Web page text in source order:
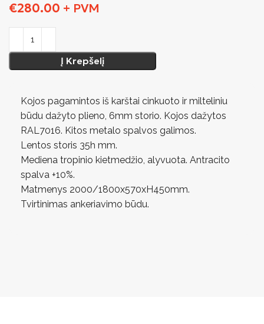
€280.00 + PVM
Į Krepšelį
Kojos pagamintos iš karštai cinkuoto ir milteliniu
būdu dažyto plieno, 6mm storio. Kojos dažytos
RAL7016. Kitos metalo spalvos galimos.
Lentos storis 35h mm.
Mediena tropinio kietmedžio, alyvuota. Antracito
spalva +10%.
Matmenys 2000/1800x570xH450mm.
Tvirtinimas ankeriavimo būdu.